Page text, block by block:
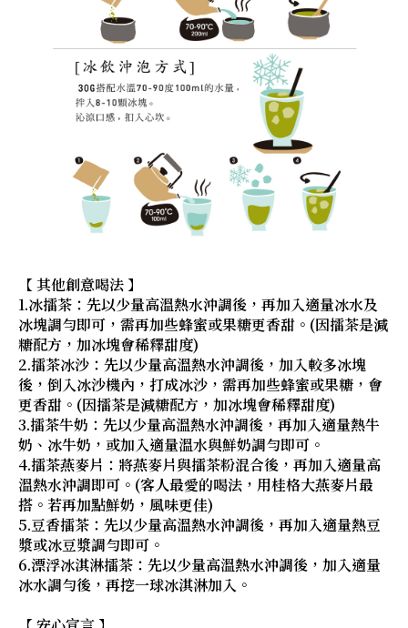
【 其他創意喝法 】
1.冰擂茶：先以少量高溫熱水沖調後，再加入適量冰水及
冰塊調勻即可，需再加些蜂蜜或果糖更香甜。(因擂茶是減
糖配方，加冰塊會稀釋甜度)
2.擂茶冰沙：先以少量高溫熱水沖調後，加入較多冰塊
後，倒入冰沙機內，打成冰沙，需再加些蜂蜜或果糖，會
更香甜。(因擂茶是減糖配方，加冰塊會稀釋甜度)
3.擂茶牛奶：先以少量高溫熱水沖調後，再加入適量熱牛
奶、冰牛奶，或加入適量溫水與鮮奶調勻即可。
4.擂茶燕麥片：將燕麥片與擂茶粉混合後，再加入適量高
溫熱水沖調即可。(客人最愛的喝法，用桂格大燕麥片最
搭。若再加點鮮奶，風味更佳)
5.豆香擂茶：先以少量高溫熱水沖調後，再加入適量熱豆
漿或冰豆漿調勻即可。
6.漂浮冰淇淋擂茶：先以少量高溫熱水沖調後，加入適量
冰水調勻後，再挖一球冰淇淋加入。